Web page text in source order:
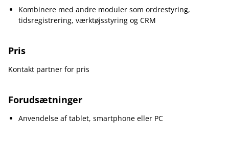
Kombinere med andre moduler som ordrestyring,
tidsregistrering, værktøjsstyring og CRM
Pris
Kontakt partner for pris
Forudsætninger
Anvendelse af tablet, smartphone eller PC